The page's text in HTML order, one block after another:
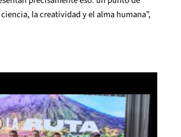
la creatividad y el alma humana”,